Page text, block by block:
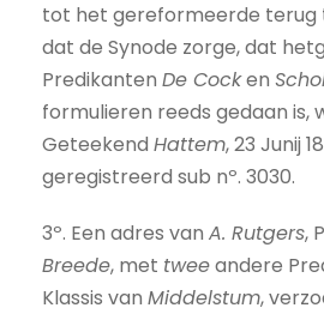
tot het gereformeerde terug
dat de Synode zorge, dat
Predikanten De Cocken
formulieren reeds gedaan is,
Geteekend Hattem, 23 Junij
geregistreerd sub nº. 3030.
3º. Een adres van A. Rutgers,
Breede, met tweeandere
Klassis van Middelstum,